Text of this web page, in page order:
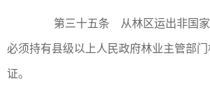
第三十五条 从林区运出非国家
必须持有县级以上人民政府林业主管部
证。